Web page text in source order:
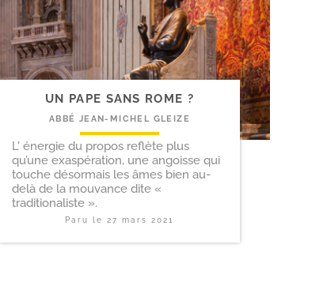
UN PAPE SANS ROME ?
ABBÉ JEAN-MICHEL GLEIZE
L' énergie du propos reflète plus
qu’une exaspération, une angoisse qui
touche désormais les âmes bien au-
delà de la mouvance dite «
traditionaliste ».
Paru le 27 mars 2021